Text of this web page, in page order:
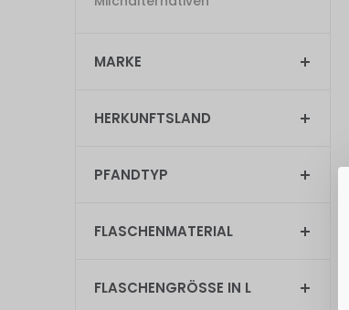
MARKE
HERKUNFTSLAND
PFANDTYP
FLASCHENMATERIAL
FLASCHENGRÖSSE IN L